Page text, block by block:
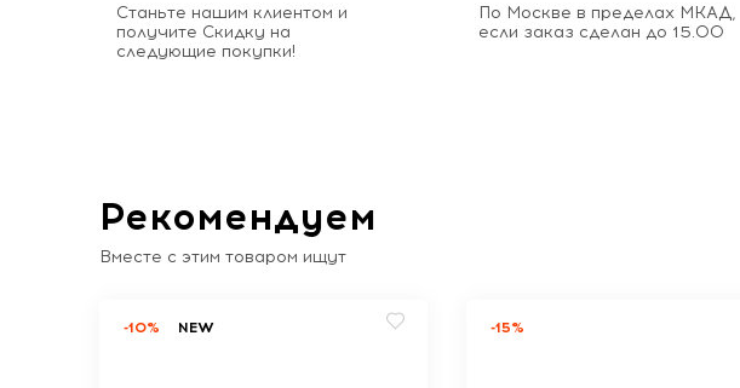
Станьте нашим клиентом и
получите Скидку на
следующие покупки!
По Москве в пределах МКАД,
если заказ сделан до 15.00
Рекомендуем
Вместе с этим товаром ищут
-10% NEW -15%